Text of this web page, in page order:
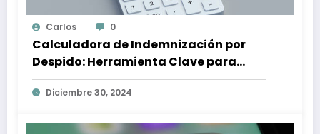
Carlos 0
Calculadora de Indemnización por
Despido: Herramienta Clave para
Proteger tus Derechos Laborales
Diciembre 30, 2024